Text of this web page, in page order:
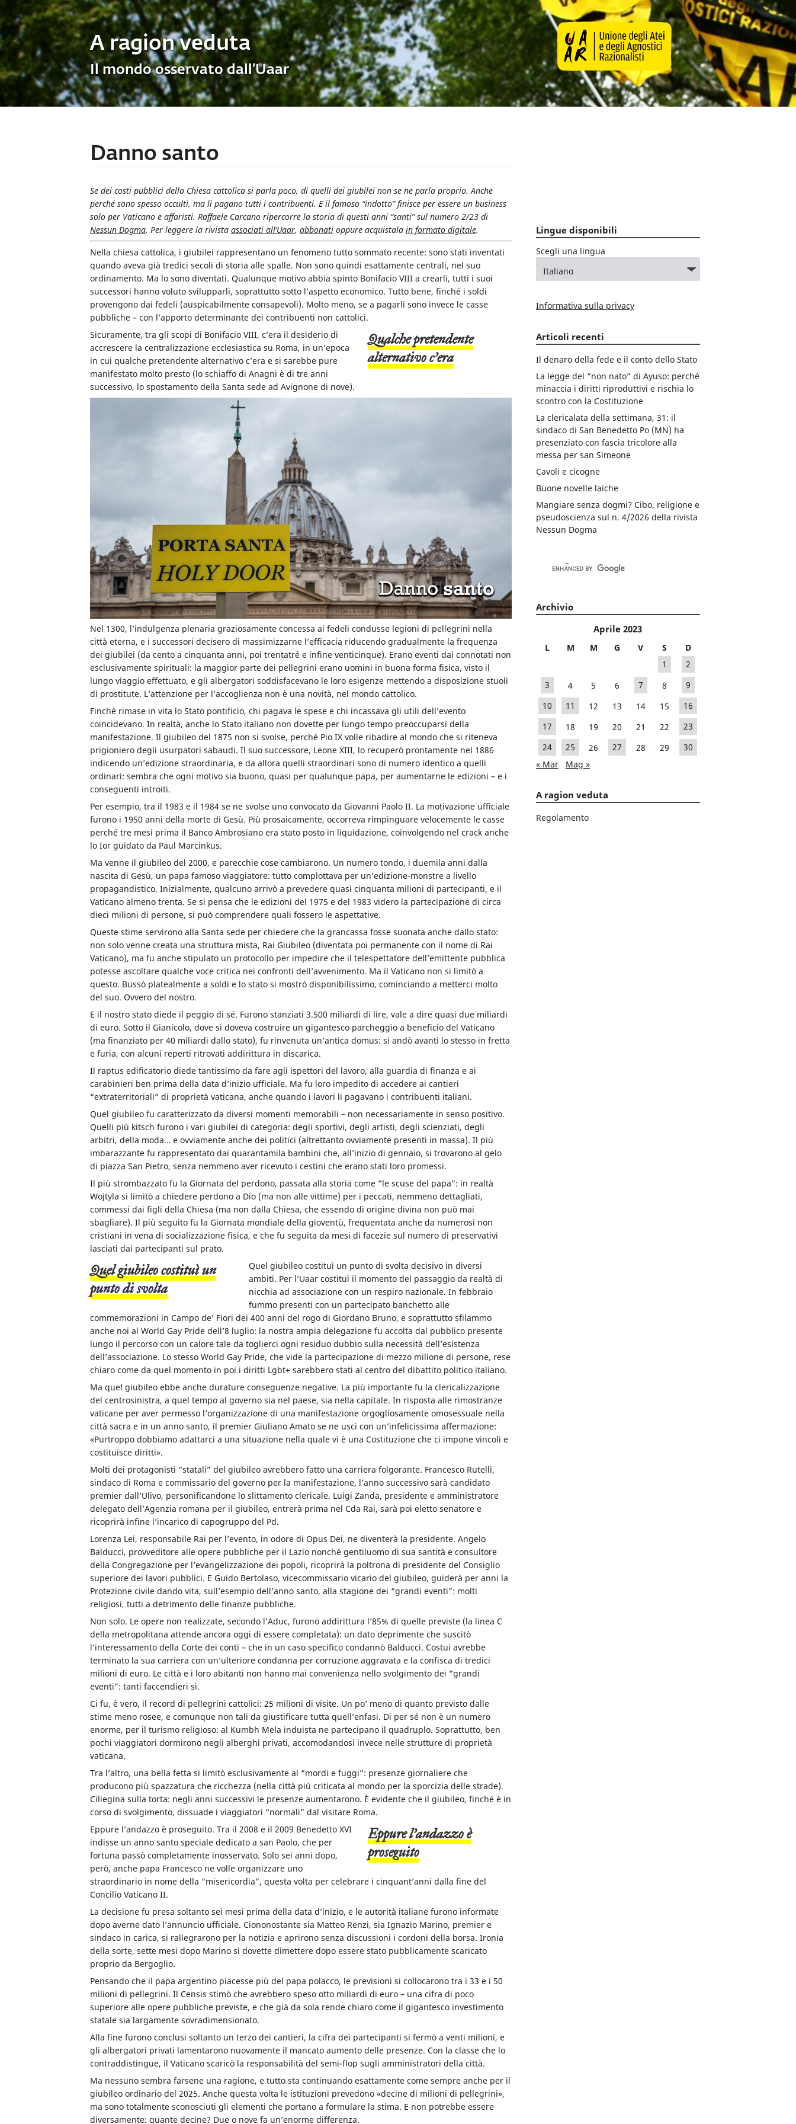
A ragion veduta
Il mondo osservato dall’Uaar
Danno santo
Se dei costi pubblici della Chiesa cattolica si parla poco, di quelli dei giubilei non se ne parla proprio. Anche
perché sono spesso occulti, ma li pagano tutti i contribuenti. E il famoso “indotto” finisce per essere un business
solo per Vaticano e affaristi. Raffaele Carcano ripercorre la storia di questi anni “santi” sul numero 2/23 di
Nessun Dogma. Per leggere la rivista associati all’Uaar, abbonati oppure acquistala in formato digitale.
Nella chiesa cattolica, i giubilei rappresentano un fenomeno tutto sommato recente: sono stati inventati
quando aveva già tredici secoli di storia alle spalle. Non sono quindi esattamente centrali, nel suo
ordinamento. Ma lo sono diventati. Qualunque motivo abbia spinto Bonifacio VIII a crearli, tutti i suoi
successori hanno voluto svilupparli, soprattutto sotto l’aspetto economico. Tutto bene, finché i soldi
provengono dai fedeli (auspicabilmente consapevoli). Molto meno, se a pagarli sono invece le casse
pubbliche – con l’apporto determinante dei contribuenti non cattolici.
qualche pretendente
alternativo c’era
Sicuramente, tra gli scopi di Bonifacio VIII, c’era il desiderio di
accrescere la centralizzazione ecclesiastica su Roma, in un’epoca
in cui qualche pretendente alternativo c’era e si sarebbe pure
manifestato molto presto (lo schiaffo di Anagni è di tre anni
successivo, lo spostamento della Santa sede ad Avignone di nove).
Nel 1300, l’indulgenza plenaria graziosamente concessa ai fedeli condusse legioni di pellegrini nella
città eterna, e i successori decisero di massimizzarne l’efficacia riducendo gradualmente la frequenza
dei giubilei (da cento a cinquanta anni, poi trentatré e infine venticinque). Erano eventi dai connotati non
esclusivamente spirituali: la maggior parte dei pellegrini erano uomini in buona forma fisica, visto il
lungo viaggio effettuato, e gli albergatori soddisfacevano le loro esigenze mettendo a disposizione stuoli
di prostitute. L’attenzione per l’accoglienza non è una novità, nel mondo cattolico.
Finché rimase in vita lo Stato pontificio, chi pagava le spese e chi incassava gli utili dell’evento
coincidevano. In realtà, anche lo Stato italiano non dovette per lungo tempo preoccuparsi della
manifestazione. Il giubileo del 1875 non si svolse, perché Pio IX volle ribadire al mondo che si riteneva
prigioniero degli usurpatori sabaudi. Il suo successore, Leone XIII, lo recuperò prontamente nel 1886
indicendo un’edizione straordinaria, e da allora quelli straordinari sono di numero identico a quelli
ordinari: sembra che ogni motivo sia buono, quasi per qualunque papa, per aumentarne le edizioni – e i
conseguenti introiti.
Per esempio, tra il 1983 e il 1984 se ne svolse uno convocato da Giovanni Paolo II. La motivazione ufficiale
furono i 1950 anni della morte di Gesù. Più prosaicamente, occorreva rimpinguare velocemente le casse
perché tre mesi prima il Banco Ambrosiano era stato posto in liquidazione, coinvolgendo nel crack anche
lo Ior guidato da Paul Marcinkus.
Ma venne il giubileo del 2000, e parecchie cose cambiarono. Un numero tondo, i duemila anni dalla
nascita di Gesù, un papa famoso viaggiatore: tutto complottava per un’edizione-monstre a livello
propagandistico. Inizialmente, qualcuno arrivò a prevedere quasi cinquanta milioni di partecipanti, e il
Vaticano almeno trenta. Se si pensa che le edizioni del 1975 e del 1983 videro la partecipazione di circa
dieci milioni di persone, si può comprendere quali fossero le aspettative.
Queste stime servirono alla Santa sede per chiedere che la grancassa fosse suonata anche dallo stato:
non solo venne creata una struttura mista, Rai Giubileo (diventata poi permanente con il nome di Rai
Vaticano), ma fu anche stipulato un protocollo per impedire che il telespettatore dell’emittente pubblica
potesse ascoltare qualche voce critica nei confronti dell’avvenimento. Ma il Vaticano non si limitò a
questo. Bussò platealmente a soldi e lo stato si mostrò disponibilissimo, cominciando a metterci molto
del suo. Ovvero del nostro.
E il nostro stato diede il peggio di sé. Furono stanziati 3.500 miliardi di lire, vale a dire quasi due miliardi
di euro. Sotto il Gianicolo, dove si doveva costruire un gigantesco parcheggio a beneficio del Vaticano
(ma finanziato per 40 miliardi dallo stato), fu rinvenuta un’antica domus: si andò avanti lo stesso in fretta
e furia, con alcuni reperti ritrovati addirittura in discarica.
Il raptus edificatorio diede tantissimo da fare agli ispettori del lavoro, alla guardia di finanza e ai
carabinieri ben prima della data d’inizio ufficiale. Ma fu loro impedito di accedere ai cantieri
“extraterritoriali” di proprietà vaticana, anche quando i lavori li pagavano i contribuenti italiani.
Quel giubileo fu caratterizzato da diversi momenti memorabili – non necessariamente in senso positivo.
Quelli più kitsch furono i vari giubilei di categoria: degli sportivi, degli artisti, degli scienziati, degli
arbitri, della moda… e ovviamente anche dei politici (altrettanto ovviamente presenti in massa). Il più
imbarazzante fu rappresentato dai quarantamila bambini che, all’inizio di gennaio, si trovarono al gelo
di piazza San Pietro, senza nemmeno aver ricevuto i cestini che erano stati loro promessi.
Il più strombazzato fu la Giornata del perdono, passata alla storia come “le scuse del papa”: in realtà
Wojtyla si limitò a chiedere perdono a Dio (ma non alle vittime) per i peccati, nemmeno dettagliati,
commessi dai figli della Chiesa (ma non dalla Chiesa, che essendo di origine divina non può mai
sbagliare). Il più seguito fu la Giornata mondiale della gioventù, frequentata anche da numerosi non
cristiani in vena di socializzazione fisica, e che fu seguita da mesi di facezie sul numero di preservativi
lasciati dai partecipanti sul prato.
Quel giubileo costituì un
punto di svolta
Quel giubileo costituì un punto di svolta decisivo in diversi
ambiti. Per l’Uaar costituì il momento del passaggio da realtà di
nicchia ad associazione con un respiro nazionale. In febbraio
fummo presenti con un partecipato banchetto alle
commemorazioni in Campo de’ Fiori dei 400 anni del rogo di Giordano Bruno, e soprattutto sfilammo
anche noi al World Gay Pride dell’8 luglio: la nostra ampia delegazione fu accolta dal pubblico presente
lungo il percorso con un calore tale da toglierci ogni residuo dubbio sulla necessità dell’esistenza
dell’associazione. Lo stesso World Gay Pride, che vide la partecipazione di mezzo milione di persone, rese
chiaro come da quel momento in poi i diritti Lgbt+ sarebbero stati al centro del dibattito politico italiano.
Ma quel giubileo ebbe anche durature conseguenze negative. La più importante fu la clericalizzazione
del centrosinistra, a quel tempo al governo sia nel paese, sia nella capitale. In risposta alle rimostranze
vaticane per aver permesso l’organizzazione di una manifestazione orgogliosamente omosessuale nella
città sacra e in un anno santo, il premier Giuliano Amato se ne uscì con un’infelicissima affermazione:
«Purtroppo dobbiamo adattarci a una situazione nella quale vi è una Costituzione che ci impone vincoli e
costituisce diritti».
Molti dei protagonisti “statali” del giubileo avrebbero fatto una carriera folgorante. Francesco Rutelli,
sindaco di Roma e commissario del governo per la manifestazione, l’anno successivo sarà candidato
premier dall’Ulivo, personificandone lo slittamento clericale. Luigi Zanda, presidente e amministratore
delegato dell’Agenzia romana per il giubileo, entrerà prima nel Cda Rai, sarà poi eletto senatore e
ricoprirà infine l’incarico di capogruppo del Pd.
Lorenza Lei, responsabile Rai per l’evento, in odore di Opus Dei, ne diventerà la presidente. Angelo
Balducci, provveditore alle opere pubbliche per il Lazio nonché gentiluomo di sua santità e consultore
della Congregazione per l’evangelizzazione dei popoli, ricoprirà la poltrona di presidente del Consiglio
superiore dei lavori pubblici. E Guido Bertolaso, vicecommissario vicario del giubileo, guiderà per anni la
Protezione civile dando vita, sull’esempio dell’anno santo, alla stagione dei “grandi eventi”: molti
religiosi, tutti a detrimento delle finanze pubbliche.
Non solo. Le opere non realizzate, secondo l’Aduc, furono addirittura l’85% di quelle previste (la linea C
della metropolitana attende ancora oggi di essere completata): un dato deprimente che suscitò
l’interessamento della Corte dei conti – che in un caso specifico condannò Balducci. Costui avrebbe
terminato la sua carriera con un’ulteriore condanna per corruzione aggravata e la confisca di tredici
milioni di euro. Le città e i loro abitanti non hanno mai convenienza nello svolgimento dei “grandi
eventi”: tanti faccendieri sì.
Ci fu, è vero, il record di pellegrini cattolici: 25 milioni di visite. Un po’ meno di quanto previsto dalle
stime meno rosee, e comunque non tali da giustificare tutta quell’enfasi. Di per sé non è un numero
enorme, per il turismo religioso: al Kumbh Mela induista ne partecipano il quadruplo. Soprattutto, ben
pochi viaggiatori dormirono negli alberghi privati, accomodandosi invece nelle strutture di proprietà
vaticana.
Tra l’altro, una bella fetta si limitò esclusivamente al “mordi e fuggi”: presenze giornaliere che
producono più spazzatura che ricchezza (nella città più criticata al mondo per la sporcizia delle strade).
Ciliegina sulla torta: negli anni successivi le presenze aumentarono. È evidente che il giubileo, finché è in
corso di svolgimento, dissuade i viaggiatori “normali” dal visitare Roma.
Eppure l’andazzo è
proseguito
Eppure l’andazzo è proseguito. Tra il 2008 e il 2009 Benedetto XVI
indisse un anno santo speciale dedicato a san Paolo, che per
fortuna passò completamente inosservato. Solo sei anni dopo,
però, anche papa Francesco ne volle organizzare uno
straordinario in nome della “misericordia”, questa volta per celebrare i cinquant’anni dalla fine del
Concilio Vaticano II.
La decisione fu presa soltanto sei mesi prima della data d’inizio, e le autorità italiane furono informate
dopo averne dato l’annuncio ufficiale. Ciononostante sia Matteo Renzi, sia Ignazio Marino, premier e
sindaco in carica, si rallegrarono per la notizia e aprirono senza discussioni i cordoni della borsa. Ironia
della sorte, sette mesi dopo Marino si dovette dimettere dopo essere stato pubblicamente scaricato
proprio da Bergoglio.
Pensando che il papa argentino piacesse più del papa polacco, le previsioni si collocarono tra i 33 e i 50
milioni di pellegrini. Il Censis stimò che avrebbero speso otto miliardi di euro – una cifra di poco
superiore alle opere pubbliche previste, e che già da sola rende chiaro come il gigantesco investimento
statale sia largamente sovradimensionato.
Alla fine furono conclusi soltanto un terzo dei cantieri, la cifra dei partecipanti si fermò a venti milioni, e
gli albergatori privati lamentarono nuovamente il mancato aumento delle presenze. Con la classe che lo
contraddistingue, il Vaticano scaricò la responsabilità del semi-flop sugli amministratori della città.
Ma nessuno sembra farsene una ragione, e tutto sta continuando esattamente come sempre anche per il
giubileo ordinario del 2025. Anche questa volta le istituzioni prevedono «decine di milioni di pellegrini»,
ma sono totalmente sconosciuti gli elementi che portano a formulare la stima. E non potrebbe essere
diversamente: quante decine? Due o nove fa un’enorme differenza.
Lingue disponibili
Scegli una lingua
Informativa sulla privacy
Articoli recenti
Il denaro della fede e il conto dello Stato
La legge del “non nato” di Ayuso: perché
minaccia i diritti riproduttivi e rischia lo
scontro con la Costituzione
La clericalata della settimana, 31: il
sindaco di San Benedetto Po (MN) ha
presenziato con fascia tricolore alla
messa per san Simeone
Cavoli e cicogne
Buone novelle laiche
Mangiare senza dogmi? Cibo, religione e
pseudoscienza sul n. 4/2026 della rivista
Nessun Dogma
Archivio
Aprile 2023
L M M G V S
D
1
2
3
4 5 6 7 8
9
10
11 12 13 14 15
16
17
18 19 20 21 22
23
24
25 26 27 28 29
30
« Mar
Mag »
A ragion veduta
Regolamento